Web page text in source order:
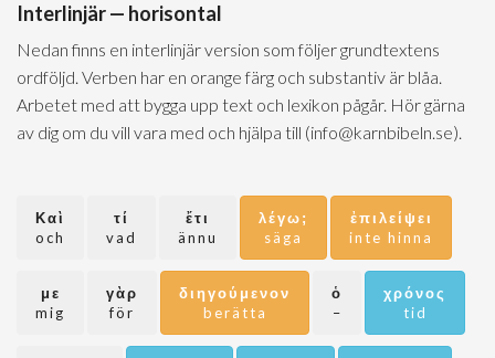
Interlinjär — horisontal
Nedan finns en interlinjär version som följer grundtextens
ordföljd. Verben har en orange färg och substantiv är blåa.
Arbetet med att bygga upp text och lexikon pågår. Hör gärna
av dig om du vill vara med och hjälpa till (info@karnbibeln.se).
Καὶ
och
τί
vad
ἔτι
ännu
λέγω;
säga
ἐπιλείψει
inte hinna
με
mig
γὰρ
för
διηγούμενον
berätta
ὁ
–
χρόνος
tid